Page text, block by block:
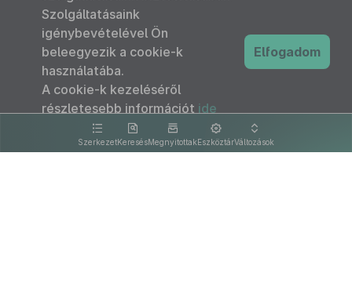
SzerkezetKeresésMegnyitottakEszköztárVáltozások
Szolgáltatásaink
igénybevételével Ön
beleegyezik a cookie-k
használatába.
A cookie-k kezeléséről
részletesebb információt ide
kattintva olvashat.
Elfogadom